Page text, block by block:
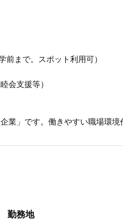
前まで。スポット利用可）
会支援等）
業」です。働きやすい職場環
勤務地